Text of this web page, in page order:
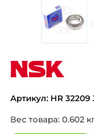
Артикул: HR 32209
Вес товара: 0.602